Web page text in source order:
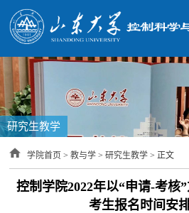
研究生教学
学院首页 >教与学 >研究生教学 > 正文
控制学院2022年以“申请-考核
考生报名时间安